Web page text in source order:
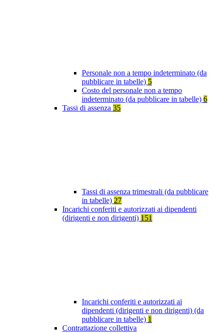
Personale non a tempo indeterminato (da
pubblicare in tabelle) 5
Costo del personale non a tempo
indeterminato (da pubblicare in tabelle) 6
Tassi di assenza 35
Tassi di assenza trimestrali (da pubblicare
in tabelle) 27
Incarichi conferiti e autorizzati ai dipendenti
(dirigenti e non dirigenti) 151
Incarichi conferiti e autorizzati ai
dipendenti (dirigenti e non dirigenti) (da
pubblicare in tabelle) 1
Contrattazione collettiva